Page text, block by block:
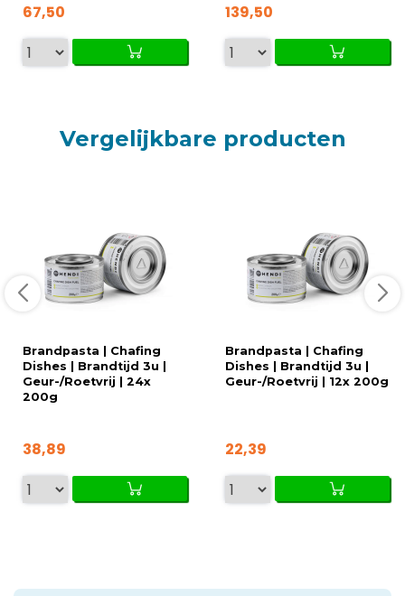
67,50 139,50
Vergelijkbare producten
Brandpasta | Chafing
Dishes | Brandtijd 3u |
Geur-/Roetvrij | 24x
200g
38,89
Brandpasta | Chafing
Dishes | Brandtijd 3u |
Geur-/Roetvrij | 12x 200g
22,39